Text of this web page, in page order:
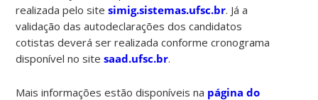
realizada pelo sitesimig.sistemas.ufsc.br. Já a
validação das autodeclarações dos candidatos
cotistas deverá ser realizada conforme cronograma
disponível no sitesaad.ufsc.br.
Mais informações estão disponíveis na página do